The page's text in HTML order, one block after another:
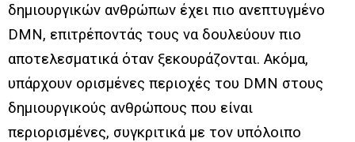
δημιουργικών ανθρώπων έχει πιο ανεπτυγμένο
DMN, επιτρέποντάς τους να δουλεύουν πιο
αποτελεσματικά όταν ξεκουράζονται. Ακόμα,
υπάρχουν ορισμένες περιοχές του DMN στους
δημιουργικούς ανθρώπους που είναι
περιορισμένες, συγκριτικά με τον υπόλοιπο